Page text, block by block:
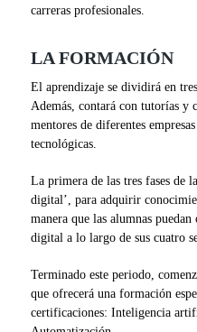
carreras profesionales.
LA FORMACIÓN
El aprendizaje se dividirá en
Además, contará con tutorías y
mentores de diferentes
tecnológicas.
La primera de las tres fases de
digital’, para adquirir
manera que las alumnas
digital a lo largo de sus cuatro
Terminado este periodo,
que ofrecerá una formación
certificaciones: Inteligencia